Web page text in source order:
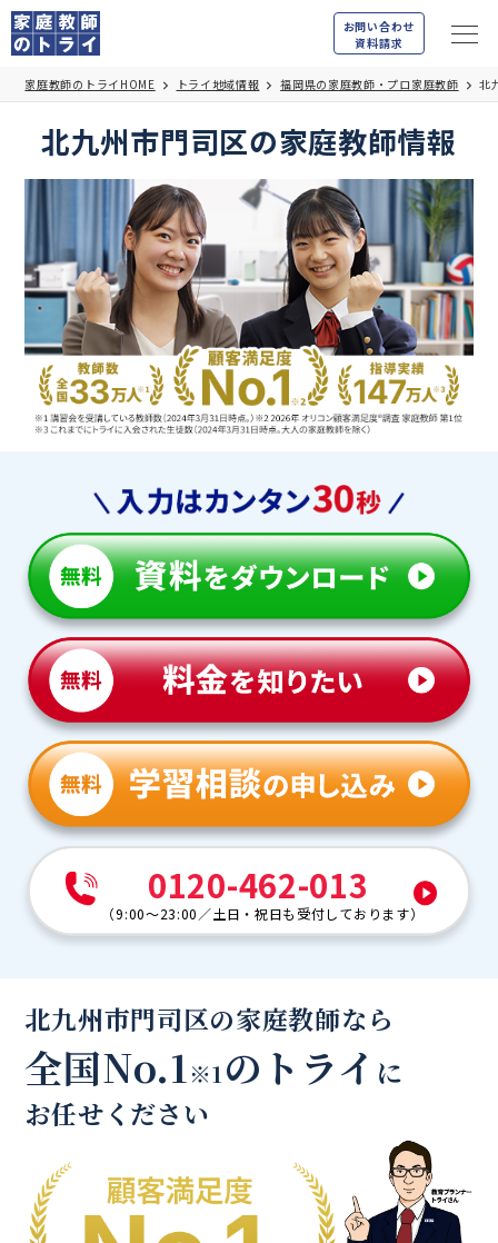
お問い合わせ
資料請求
家庭教師のトライHOME トライ地域情報 福岡県の家庭教師・プロ家庭教師 北
北九州市門司区の家庭教師情報
0120-462-013
（9:00～23:00／土日・祝日も受付しております）
北九州市門司区の家庭教師なら
全国No.1※1のトライ に
お任せください